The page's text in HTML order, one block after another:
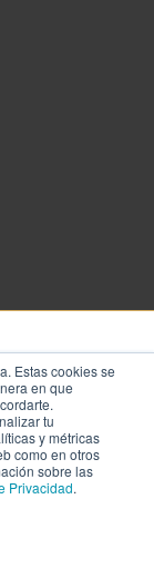
Estas cookies se
en que
tu
y métricas
como en otros
sobre las
Privacidad.